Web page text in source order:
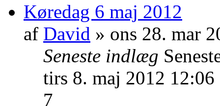
Køredag 6 maj 2012
af David » ons 28. mar
Seneste indlæg
tirs 8. maj 2012 12:06
7